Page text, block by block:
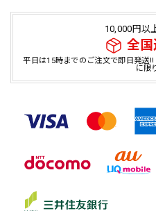
10,000円以
全
平日は15時までのご注文で即日発
に限